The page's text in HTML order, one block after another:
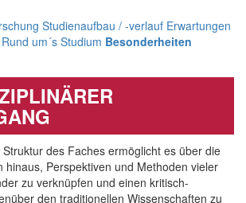
Studienaufbau / -verlauf Erwartungen
Rund um´s Studium Besonderheiten
des Faches ermöglicht es über die
hinaus, Perspektiven und Methoden vieler
zu verknüpfen und einen kritisch-
den traditionellen Wissenschaften zu